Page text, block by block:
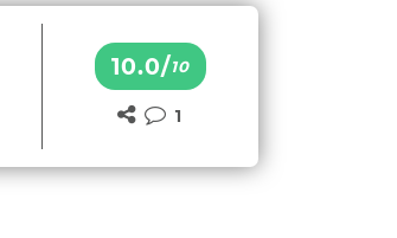
10.0/10
1